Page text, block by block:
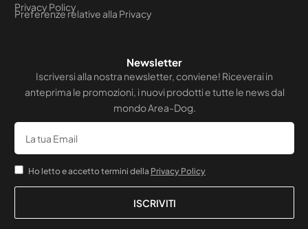
Privacy Policy
Preferenze relative alla Privacy
Newsletter
Iscriversi alla nostra newsletter, conviene! Riceverai in
anteprima le promozioni, i nuovi prodotti e tutte le news dal
mondo Area-Dog.
Email
Accettazione
Ho letto e accetto termini della Privacy Policy
ISCRIVITI